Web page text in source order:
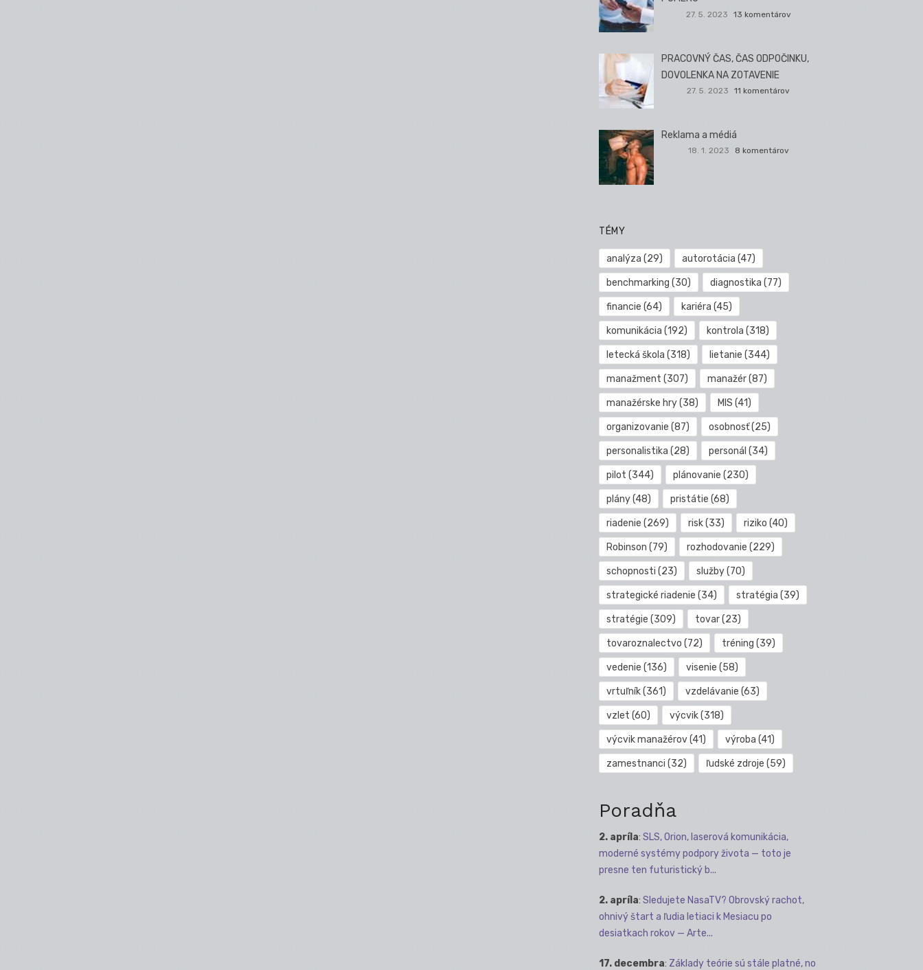
27. 5. 2023 13 komentárov
PRACOVNÝ ČAS, ČAS ODPOČINKU,
DOVOLENKA NA ZOTAVENIE
27. 5. 2023 11 komentárov
Reklama a médiá
18. 1. 2023 8 komentárov
TÉMY
analýza (29) autorotácia (47)
benchmarking (30) diagnostika (77)
financie (64) kariéra (45)
komunikácia (192) kontrola (318)
letecká škola (318) lietanie (344)
manažment (307) manažér(87)
manažérske hry(38) MIS (41)
organizovanie (87) osobnosť(25)
personalistika (28) personál (34)
pilot (344) plánovanie (230)
plány(48) pristátie (68)
riadenie (269) risk(33) riziko (40)
Robinson (79) rozhodovanie (229)
schopnosti (23) služby(70)
strategické riadenie (34) stratégia (39)
stratégie (309) tovar(23)
tovaroznalectvo (72) tréning (39)
vedenie (136) visenie (58)
vrtuľník(361) vzdelávanie (63)
vzlet (60) výcvik(318)
výcvik manažérov(41) výroba (41)
zamestnanci (32) ľudské zdroje (59)
Poradňa
2. apríla: SLS, Orion, laserová komunikácia,
moderné systémy podpory života — toto je
presne ten futuristický b...
2. apríla: Sledujete NasaTV? Obrovský rachot,
ohnivý štart a ľudia letiaci k Mesiacu po
desiatkach rokov — Arte...
17. decembra: Základy teórie sú stále platné, no